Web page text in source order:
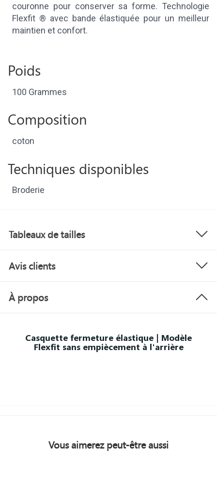
couronne pour conserver sa forme. Technologie
Flexfit ® avec bande élastiquée pour un meilleur
maintien et confort.
Poids
100 Grammes
Composition
coton
Techniques disponibles
Broderie
Tableaux de tailles
Avis clients
À propos
Casquette fermeture élastique | Modèle
Flexfit sans empiècement à l'arrière
Vous aimerez peut-être aussi